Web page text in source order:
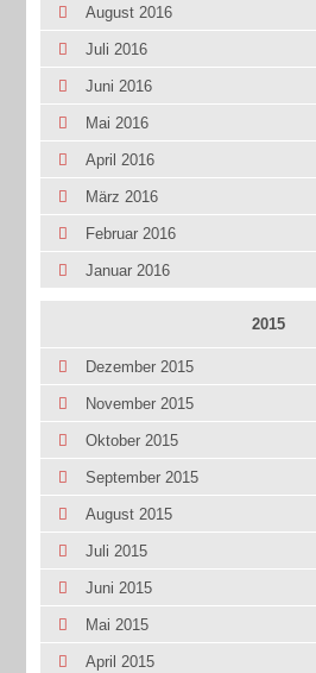
August 2016
Juli 2016
Juni 2016
Mai 2016
April 2016
März 2016
Februar 2016
Januar 2016
2015
Dezember 2015
November 2015
Oktober 2015
September 2015
August 2015
Juli 2015
Juni 2015
Mai 2015
April 2015